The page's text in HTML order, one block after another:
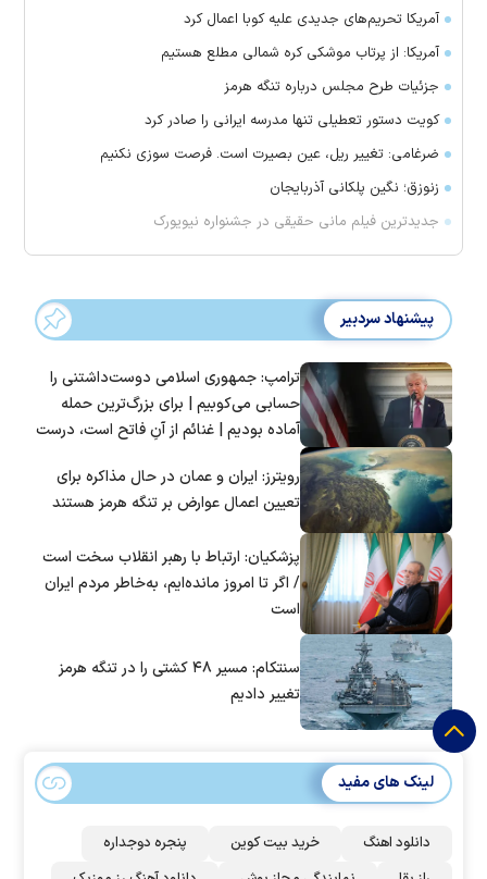
آمریکا تحریم‌های جدیدی علیه کوبا اعمال کرد
آمریکا: از پرتاب موشکی کره شمالی مطلع هستیم
جزئیات طرح مجلس درباره تنگه هرمز
کویت دستور تعطیلی تنها مدرسه ایرانی را صادر کرد
ضرغامی: تغییر ریل، عین بصیرت است. فرصت سوزی نکنیم
زنوزق؛ نگین پلکانی آذربایجان
جدیدترین فیلم مانی حقیقی در جشنواره نیویورک
پیشنهاد سردبیر
ترامپ: جمهوری اسلامی دوست‌داشتنی را
حسابی می‌کوبیم | برای بزرگ‌ترین حمله
آماده بودیم | غنائم از آنِ فاتح است، درست
رویترز: ایران و عمان در حال مذاکره برای
تعیین اعمال عوارض بر تنگه هرمز هستند
پزشکیان: ارتباط با رهبر انقلاب سخت است
/ اگر تا امروز مانده‌ایم، به‌خاطر مردم ایران
است
سنتکام: مسیر ۴۸ کشتی را در تنگه هرمز
تغییر دادیم
لینک های مفید
دانلود اهنگ خرید بیت کوین
پنجره دوجداره